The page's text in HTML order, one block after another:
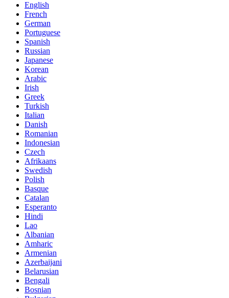
English
French
German
Portuguese
Spanish
Russian
Japanese
Korean
Arabic
Irish
Greek
Turkish
Italian
Danish
Romanian
Indonesian
Czech
Afrikaans
Swedish
Polish
Basque
Catalan
Esperanto
Hindi
Lao
Albanian
Amharic
Armenian
Azerbaijani
Belarusian
Bengali
Bosnian